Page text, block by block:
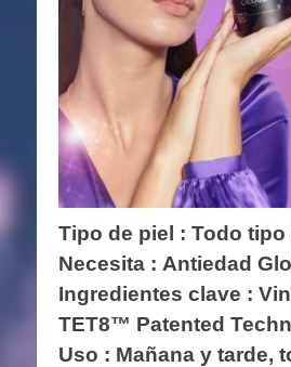
Tipo de piel : Todo tipo
Necesita : Antiedad
Ingredientes clave :
TET8™ Patented
Uso : Mañana y tarde,